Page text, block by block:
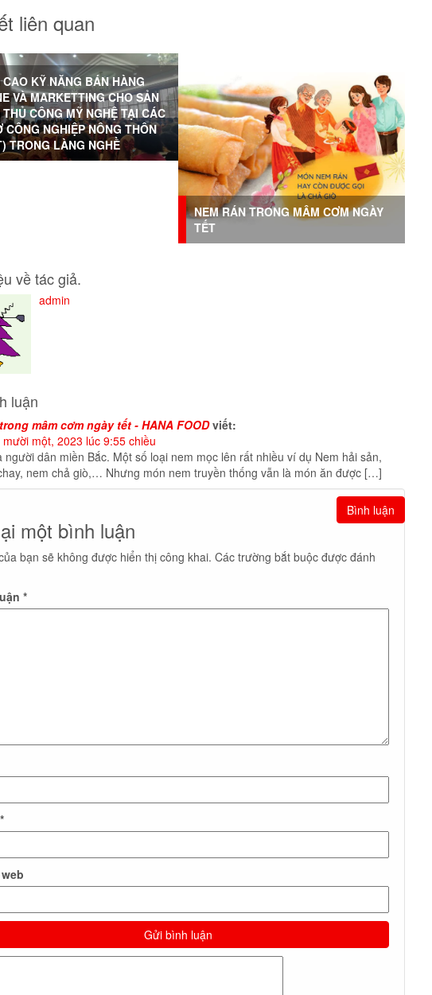
liên quan
CAO KỸ NĂNG BÁN HÀNG
VÀ MARKETTING CHO SẢN
THỦ CÔNG MỸ NGHỆ TẠI CÁC
CÔNG NGHIỆP NÔNG THÔN
TRONG LÀNG NGHỀ
NEM RÁN TRONG MÂM CƠM NGÀY
TẾT
về tác giả.
admin
luận
mâm cơm ngày tết - HANA FOOD viết:
một, 2023 lúc 9:55 chiều
dân miền Bắc. Một số loại nem mọc lên rất nhiều ví dụ Nem hải sản,
nem chả giò,… Nhưng món nem truyền thống vẫn là món ăn được […]
Bình luận
một bình luận
bạn sẽ không được hiển thị công khai. Các trường bắt buộc được đánh
*
*